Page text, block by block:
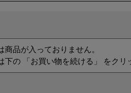
品が入っておりません。
下の 「お買い物を続ける」 をクリ